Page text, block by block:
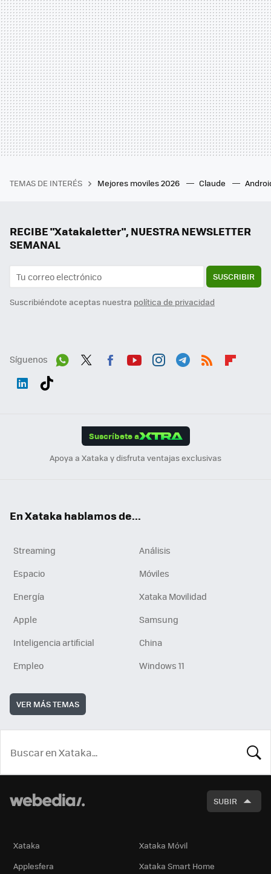
TEMAS DE INTERÉS Mejores moviles 2026 Claude
RECIBE "Xatakaletter", NUESTRA NEWSLETTER
SEMANAL
SUSCRIBIR
Suscribiéndote aceptas nuestra política de privacidad
Síguenos
Suscríbete a
Apoya a Xataka y disfruta ventajas exclusivas
En Xataka hablamos de...
Streaming
Análisis
Espacio
Móviles
Energía
Xataka Movilidad
Apple
Samsung
Inteligencia artificial
China
Empleo
Windows 11
VER MÁS TEMAS
SUBIR
Xataka
Xataka Móvil
Applesfera
Xataka Smart Home